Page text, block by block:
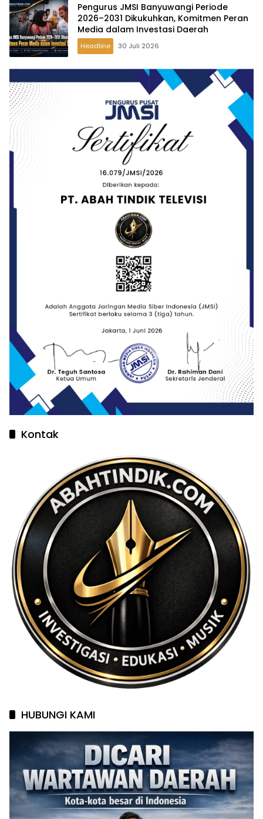
Pengurus JMSI Banyuwangi Periode
2026–2031 Dikukuhkan, Komitmen Peran
Media dalam Investasi Daerah
Headline 30 Juli 2026
Kontak
HUBUNGI KAMI